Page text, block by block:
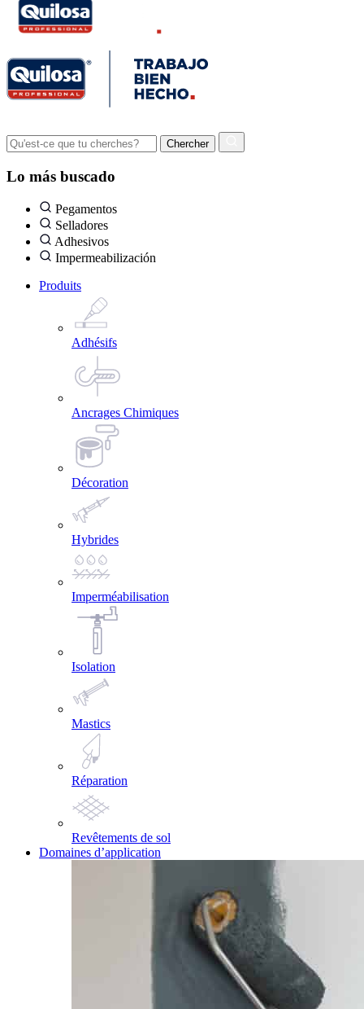
Lo más buscado
Pegamentos
Selladores
Adhesivos
Impermeabilización
Produits
Adhésifs
Ancrages Chimiques
Décoration
Hybrides
Imperméabilisation
Isolation
Mastics
Réparation
Revêtements de sol
Domaines d’application